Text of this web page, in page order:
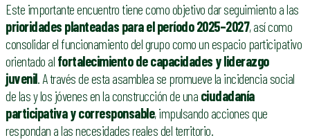
Este importante encuentro tiene como objetivo dar seguimiento a las
prioridades planteadas para el período 2025–2027, así como
consolidar el funcionamiento del grupo como un espacio participativo
orientado al fortalecimiento de capacidades y liderazgo
juvenil. A través de esta asamblea se promueve la incidencia social
de las y los jóvenes en la construcción de una ciudadanía
participativa y corresponsable, impulsando acciones que
respondan a las necesidades reales del territorio.